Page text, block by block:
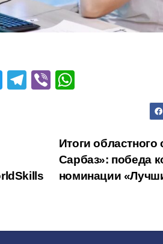
T
T
m
Vi
s
A
p
Итоги
Сарбаз»: победа
номинации